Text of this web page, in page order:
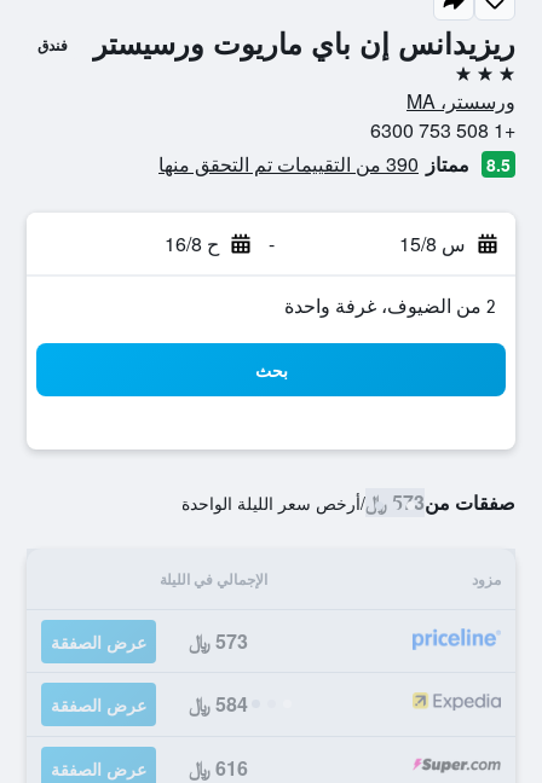
ريزيدانس إن باي ماريوت ورسيستر فندق
3 نجوم
ورسستر، MA
+1 508 753 6300
8.5 ممتاز 390 من التقييمات تم التحقق منها
س 15/8 - ح 16/8
2 من الضيوف، غرفة واحدة
بحث
صفقات من573 ﷼ /أرخص سعر الليلة الواحدة
مزود الإجمالي في الليلة
573 ﷼ عرض الصفقة
584 ﷼ عرض الصفقة
616 ﷼ عرض الصفقة